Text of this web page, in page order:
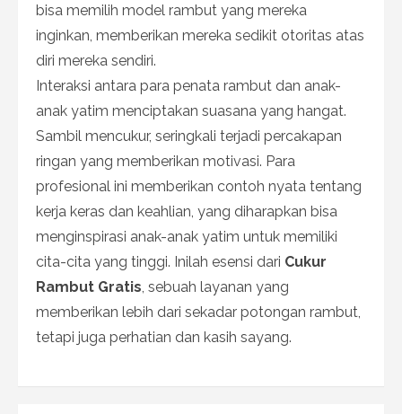
bisa memilih model rambut yang mereka
inginkan, memberikan mereka sedikit otoritas atas
diri mereka sendiri.
Interaksi antara para penata rambut dan anak-
anak yatim menciptakan suasana yang hangat.
Sambil mencukur, seringkali terjadi percakapan
ringan yang memberikan motivasi. Para
profesional ini memberikan contoh nyata tentang
kerja keras dan keahlian, yang diharapkan bisa
menginspirasi anak-anak yatim untuk memiliki
cita-cita yang tinggi. Inilah esensi dari Cukur
Rambut Gratis , sebuah layanan yang
memberikan lebih dari sekadar potongan rambut,
tetapi juga perhatian dan kasih sayang.